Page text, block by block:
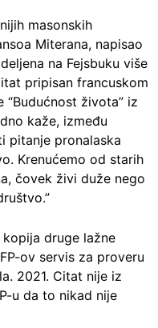
masonskih
Miterana, napisao
na Fejsbuku više
pripisan francuskom
života” iz
kaže, između
pitanje pronalaska
Krenućemo od starih
čovek živi duže nego
druge lažne
ov servis za proveru
2021. Citat nije iz
u da to nikad nije